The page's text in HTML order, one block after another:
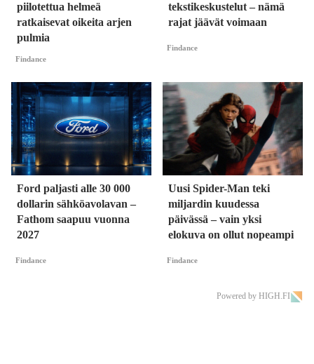
piilotettua helmeä
ratkaisevat oikeita arjen
pulmia
Findance
tekstikeskustelut – nämä
rajat jäävät voimaan
Findance
Ford paljasti alle 30 000
dollarin sähköavolavan –
Fathom saapuu vuonna
2027
Findance
Uusi Spider-Man teki
miljardin kuudessa
päivässä – vain yksi
elokuva on ollut nopeampi
Findance
Powered by HIGH.FI